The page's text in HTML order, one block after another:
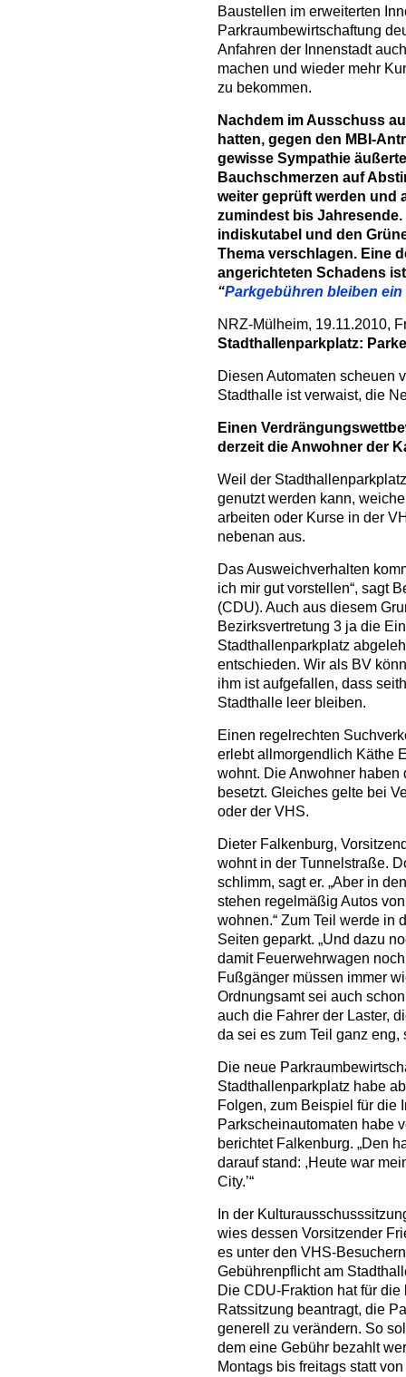
Baustellen im erweiterten
Parkraumbewirtschaftung
Anfahren der Innenstadt
machen und wieder mehr
zu bekommen.
Nachdem im Ausschuss
hatten, gegen den MBI-
gewisse Sympathie
Bauchschmerzen auf
weiter geprüft werden und
zumindest bis
indiskutabel und den
Thema verschlagen. Eine
angerichteten Schadens
“Parkgebühren bleiben ein
NRZ-Mülheim, 19.11.2010,
Stadthallenparkplatz:
Diesen Automaten scheuen
Stadthalle ist verwaist, die
Einen
derzeit die Anwohner der
Weil der
genutzt werden kann,
arbeiten oder Kurse in der
nebenan aus.
Das Ausweichverhalten
ich mir gut vorstellen“, sagt
(CDU). Auch aus diesem
Bezirksvertretung 3 ja die
Stadthallenparkplatz
entschieden. Wir als BV
ihm ist aufgefallen, dass
Stadthalle leer bleiben.
Einen regelrechten
erlebt allmorgendlich Käthe
wohnt. Die Anwohner haben
besetzt. Gleiches gelte bei
oder der VHS.
Dieter Falkenburg,
wohnt in der Tunnelstraße.
schlimm, sagt er. „Aber in
stehen regelmäßig Autos
wohnen.“ Zum Teil werde in
Seiten geparkt. „Und dazu
damit Feuerwehrwagen
Fußgänger müssen immer
Ordnungsamt sei auch
auch die Fahrer der Laster,
da sei es zum Teil ganz eng,
Die neue
Stadthallenparkplatz habe
Folgen, zum Beispiel für die
Parkscheinautomaten habe
berichtet Falkenburg. „Den
darauf stand: ,Heute war
City.’“
In der
wies dessen Vorsitzender
es unter den VHS-
Gebührenpflicht am
Die CDU-Fraktion hat für
Ratssitzung beantragt, die
generell zu verändern. So
dem eine Gebühr bezahlt
Montags bis freitags statt